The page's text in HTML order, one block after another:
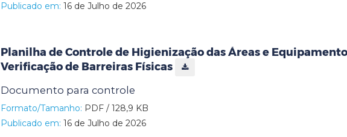
Publicado em: 16 de Julho de 2026
Planilha de Controle de Higienização das Áreas e
Verificação de Barreiras Físicas
Documento para controle
Formato/Tamanho: PDF / 128,9 KB
Publicado em: 16 de Julho de 2026